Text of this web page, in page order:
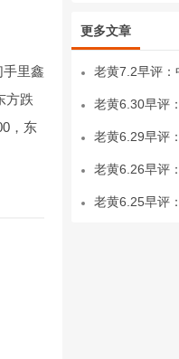
手里鑫
方跌
，东
更多文章